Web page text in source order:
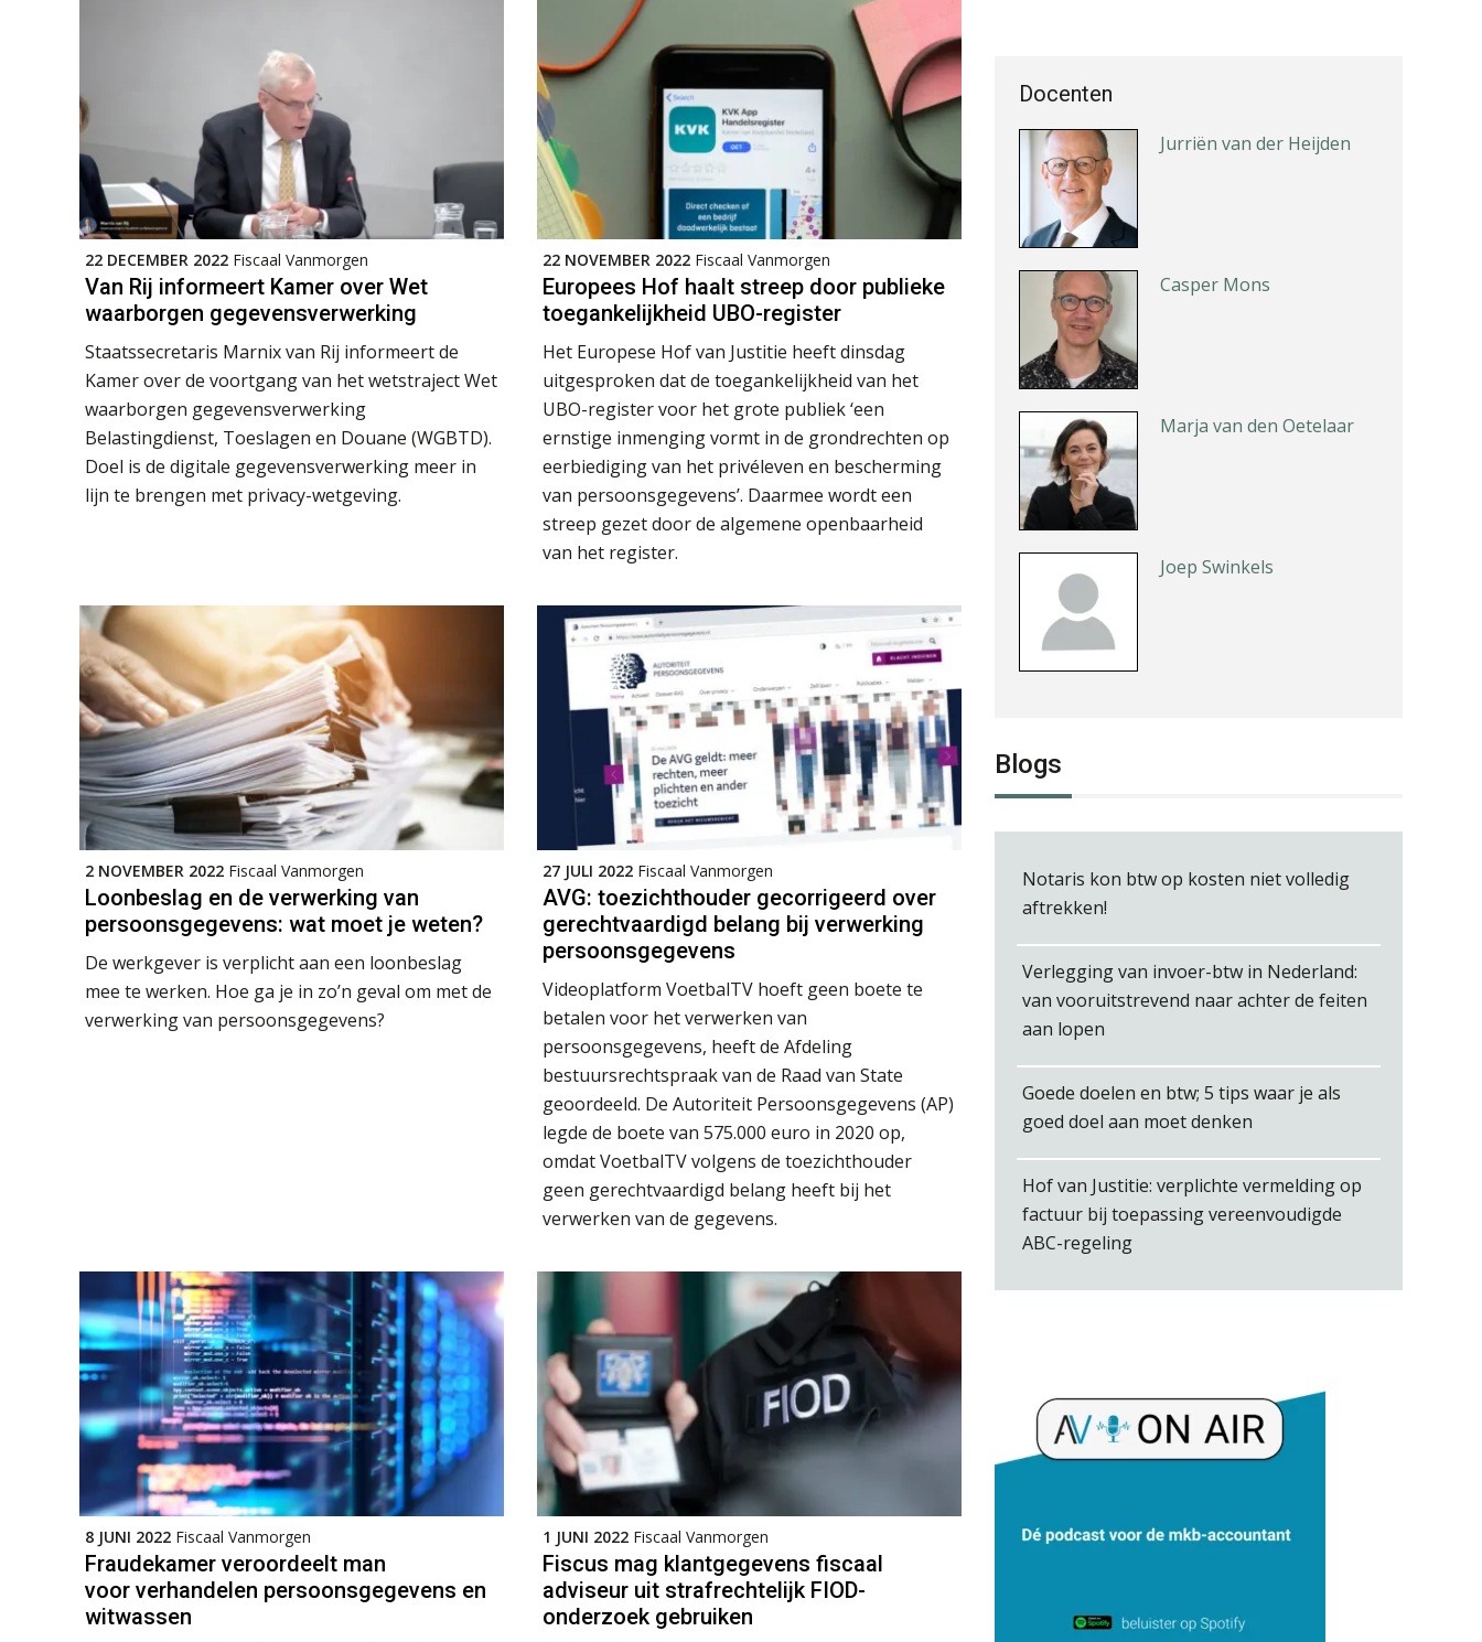
22 DECEMBER 2022 Fiscaal Vanmorgen
Van Rij informeert Kamer over Wet
waarborgen gegevensverwerking
Staatssecretaris Marnix van Rij informeert de
Kamer over de voortgang van het wetstraject Wet
waarborgen gegevensverwerking
Belastingdienst, Toeslagen en Douane (WGBTD).
Doel is de digitale gegevensverwerking meer in
lijn te brengen met privacy-wetgeving.
22 NOVEMBER 2022 Fiscaal Vanmorgen
Europees Hof haalt streep door publieke
toegankelijkheid UBO-register
Het Europese Hof van Justitie heeft dinsdag
uitgesproken dat de toegankelijkheid van het
UBO-register voor het grote publiek ‘een
ernstige inmenging vormt in de grondrechten op
eerbiediging van het privéleven en bescherming
van persoonsgegevens’. Daarmee wordt een
streep gezet door de algemene openbaarheid
van het register.
2 NOVEMBER 2022 Fiscaal Vanmorgen
Loonbeslag en de verwerking van
persoonsgegevens: wat moet je weten?
De werkgever is verplicht aan een loonbeslag
mee te werken. Hoe ga je in zo’n geval om met de
verwerking van persoonsgegevens?
27 JULI 2022 Fiscaal Vanmorgen
AVG: toezichthouder gecorrigeerd over
gerechtvaardigd belang bij verwerking
persoonsgegevens
Videoplatform VoetbalTV hoeft geen boete te
betalen voor het verwerken van
persoonsgegevens, heeft de Afdeling
bestuursrechtspraak van de Raad van State
geoordeeld. De Autoriteit Persoonsgegevens (AP)
legde de boete van 575.000 euro in 2020 op,
omdat VoetbalTV volgens de toezichthouder
geen gerechtvaardigd belang heeft bij het
verwerken van de gegevens.
8 JUNI 2022 Fiscaal Vanmorgen
Fraudekamer veroordeelt man
voor verhandelen persoonsgegevens en
witwassen
1 JUNI 2022 Fiscaal Vanmorgen
Fiscus mag klantgegevens fiscaal
adviseur uit strafrechtelijk FIOD-
onderzoek gebruiken
Docenten
Albert Heeling
Chris Dijkstra
Debby Kettler
Willem Veldhuizen
Daan van Antwerpen
Blogs
Notaris kon btw op kosten niet volledig
aftrekken!
Verlegging van invoer-btw in Nederland:
van vooruitstrevend naar achter de feiten
aan lopen
Goede doelen en btw; 5 tips waar je als
goed doel aan moet denken
Hof van Justitie: verplichte vermelding op
factuur bij toepassing vereenvoudigde
ABC-regeling